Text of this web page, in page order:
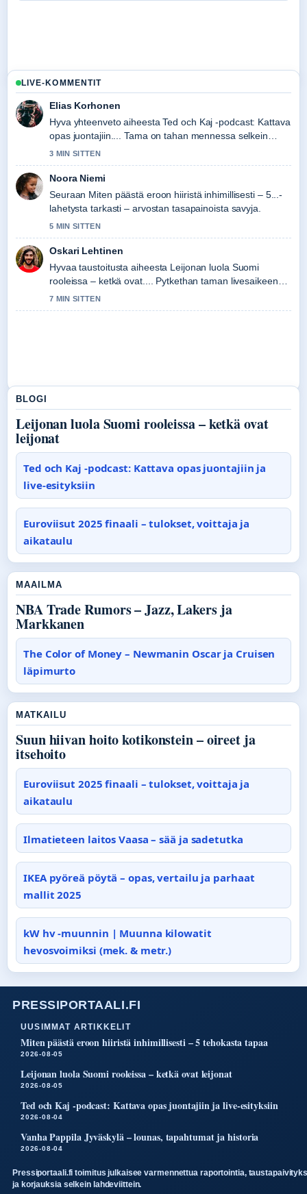
LIVE-KOMMENTIT
Elias Korhonen
Hyva yhteenveto aiheesta Ted och Kaj -podcast: Kattava
opas juontajiin.... Tama on tahan mennessa selkein
kooste tanaan.
3 MIN SITTEN
Noora Niemi
Seuraan Miten päästä eroon hiiristä inhimillisesti – 5...-
lahetysta tarkasti – arvostan tasapainoista savyja.
5 MIN SITTEN
Oskari Lehtinen
Hyvaa taustoitusta aiheesta Leijonan luola Suomi
rooleissa – ketkä ovat.... Pytkethan taman livesaikeen
ajan tasalla.
7 MIN SITTEN
BLOGI
Leijonan luola Suomi rooleissa – ketkä ovat
leijonat
Ted och Kaj -podcast: Kattava opas juontajiin ja
live-esityksiin
Euroviisut 2025 finaali – tulokset, voittaja ja
aikataulu
MAAILMA
NBA Trade Rumors – Jazz, Lakers ja
Markkanen
The Color of Money – Newmanin Oscar ja Cruisen
läpimurto
MATKAILU
Suun hiivan hoito kotikonstein – oireet ja
itsehoito
Euroviisut 2025 finaali – tulokset, voittaja ja
aikataulu
Ilmatieteen laitos Vaasa – sää ja sadetutka
IKEA pyöreä pöytä – opas, vertailu ja parhaat
mallit 2025
kW hv -muunnin | Muunna kilowatit
hevosvoimiksi (mek. & metr.)
PRESSIPORTAALI.FI
UUSIMMAT ARTIKKELIT
Miten päästä eroon hiiristä inhimillisesti – 5 tehokasta tapaa
2026-08-05
Leijonan luola Suomi rooleissa – ketkä ovat leijonat
2026-08-05
Ted och Kaj -podcast: Kattava opas juontajiin ja live-esityksiin
2026-08-04
Vanha Pappila Jyväskylä – lounas, tapahtumat ja historia
2026-08-04
Pressiportaali.fi toimitus julkaisee varmennettua raportointia,
ja korjauksia selkein lahdeviittein.